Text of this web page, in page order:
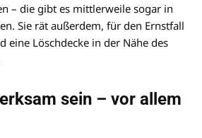
– die gibt es mittlerweile sogar in
Sie rät außerdem, für den Ernstfall
eine Löschdecke in der Nähe des
sein – vor allem